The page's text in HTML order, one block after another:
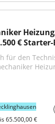
€
für den
65.500,00 €